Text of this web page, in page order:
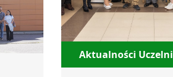
Aktualności Uczelni